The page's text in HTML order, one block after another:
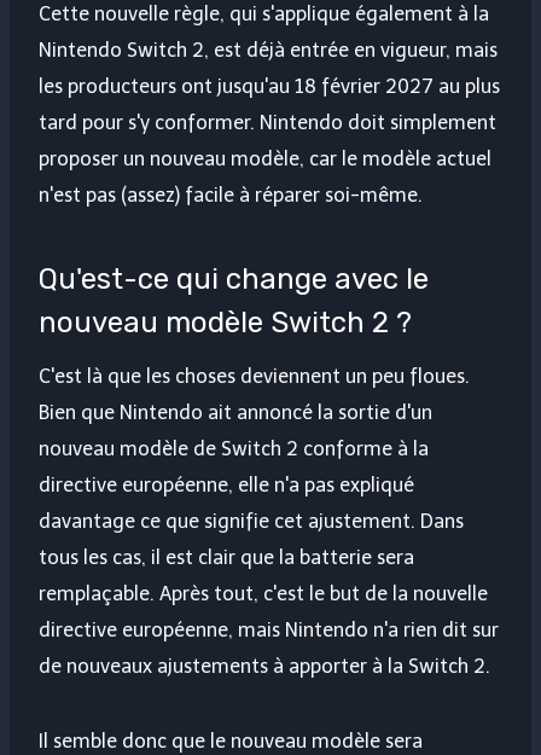
Cette nouvelle règle, qui s'applique également à la
Nintendo Switch 2, est déjà entrée en vigueur, mais
les producteurs ont jusqu'au 18 février 2027 au plus
tard pour s'y conformer. Nintendo doit simplement
proposer un nouveau modèle, car le modèle actuel
n'est pas (assez) facile à réparer soi-même.
Qu'est-ce qui change avec le
nouveau modèle Switch 2 ?
C'est là que les choses deviennent un peu floues.
Bien que Nintendo ait annoncé la sortie d'un
nouveau modèle de Switch 2 conforme à la
directive européenne, elle n'a pas expliqué
davantage ce que signifie cet ajustement. Dans
tous les cas, il est clair que la batterie sera
remplaçable. Après tout, c'est le but de la nouvelle
directive européenne, mais Nintendo n'a rien dit sur
de nouveaux ajustements à apporter à la Switch 2.
Il semble donc que le nouveau modèle sera